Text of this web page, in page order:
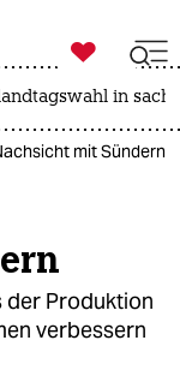

taz zahl ich
in
mit Sündern
der Produktion
verbessern